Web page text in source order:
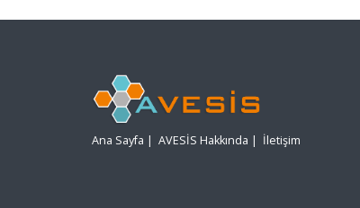
Ana Sayfa | AVESİS Hakkında | İletişim